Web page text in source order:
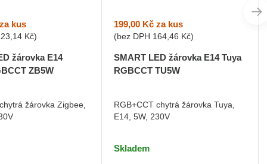
kus
Kč)
žárovka E14
ZB5W
žárovka Zigbee,
199,00 Kč za kus
(bez DPH 164,46 Kč)
SMART LED žárovka E14 Tuya
RGBCCT TU5W
RGB+CCT chytrá žárovka Tuya,
E14, 5W, 230V
Skladem